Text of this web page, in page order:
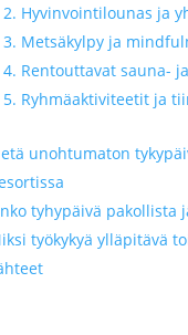
2. Hyvinvointilounas ja
3. Metsäkylpy ja
4. Rentouttavat sauna-
5. Ryhmäaktiviteetit ja
unohtumaton
tyhypäivä pakollista
työkykyä ylläpitävä